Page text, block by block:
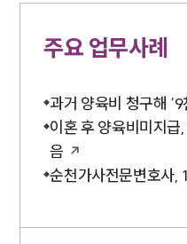
주요 업무사례
과거 양육비 청구해
이혼 후 양육비미지
음
순천가사전문변호사,